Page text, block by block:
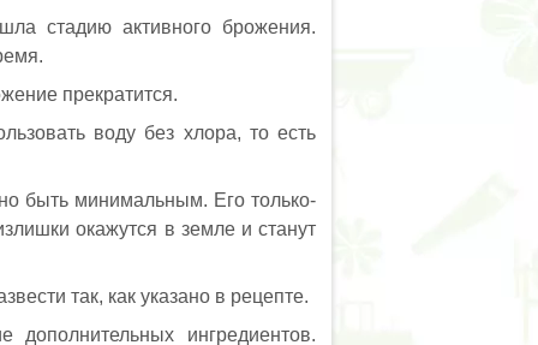
стадию активного брожения.
прекратится.
воду без хлора, то есть
быть минимальным. Его только-
окажутся в земле и станут
так, как указано в рецепте.
дополнительных ингредиентов.